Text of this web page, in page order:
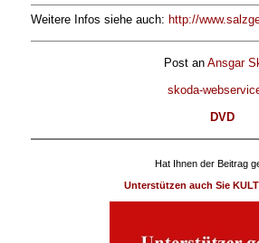
Weitere Infos siehe auch: http://
Post an Ansgar
skoda-
DVD
Hat Ihnen der Beitrag
Unterstützen auch Sie